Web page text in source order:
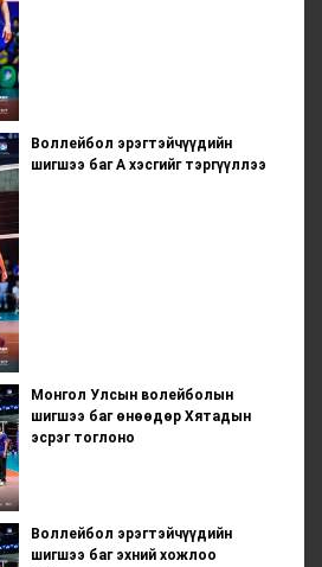
Воллейбол эрэгтэйчүүдийн
шигшээ баг А хэсгийг тэргүүллээ
Монгол Улсын волейболын
шигшээ баг өнөөдөр Хятадын
эсрэг тоглоно
Воллейбол эрэгтэйчүүдийн
шигшээ баг эхний хожлоо